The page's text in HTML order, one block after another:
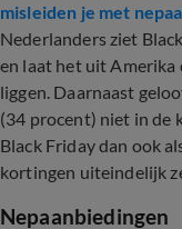
misleiden je met
Nederlanders ziet
en laat het uit Amerika
liggen. Daarnaast
(34 procent) niet in de
Black Friday dan ook
kortingen uiteindelijk
Nepaanbiedingen